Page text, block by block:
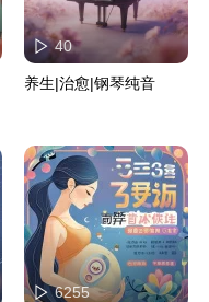
40
养生|治愈|钢琴纯音
6255